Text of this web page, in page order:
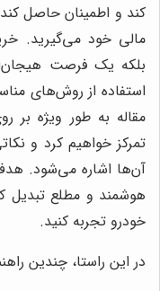
کند و اطمینان حاصل
مالی خود می‌گیرید.
بلکه یک فرصت
استفاده از روش‌های
مقاله به طور ویژه
تمرکز خواهیم کرد و
آن‌ها اشاره می‌شود.
هوشمند و مطلع تبدیل
خودرو تجربه کنید.
در این راستا، چندین